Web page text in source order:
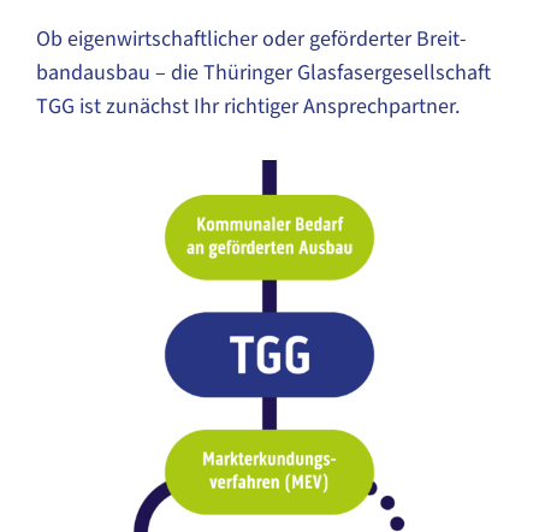
Ob eigen­wirtschaft­licher oder geförderter Breit­
band­ausbau – die Thüringer Glasfasergesellschaft
TGG ist zunächst Ihr richtiger Ansprech­partner.